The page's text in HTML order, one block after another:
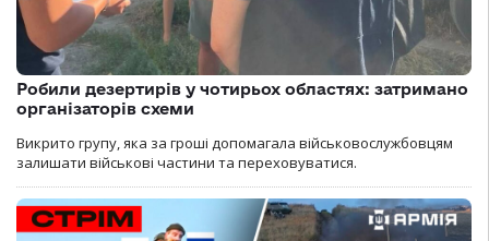
Робили дезертирів у чотирьох областях: затримано
організаторів схеми
Викрито групу, яка за гроші допомагала військовослужбовцям
залишати військові частини та переховуватися.